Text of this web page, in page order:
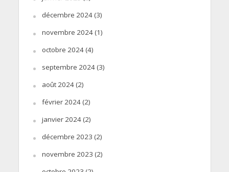
décembre 2024(3)
novembre 2024(1)
octobre 2024(4)
septembre 2024(3)
août 2024(2)
février 2024(2)
janvier 2024(2)
décembre 2023 (2)
novembre 2023 (2)